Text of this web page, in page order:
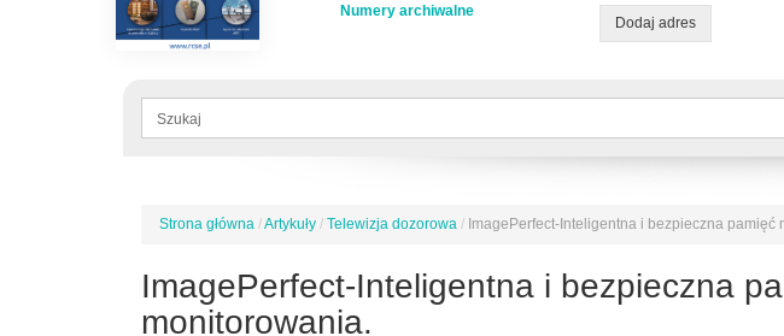
Numery archiwalne
Dodaj adres
Formularz
Jesteś
Strona główna /Artykuły / Telewizja dozorowa / ImagePerfect-Inteligentna i bezpieczna
ImagePerfect-Inteligentna i bezpieczna
monitorowania.